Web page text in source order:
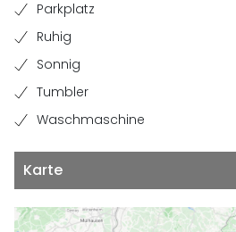
Parkplatz
Ruhig
Sonnig
Tumbler
Waschmaschine
Karte